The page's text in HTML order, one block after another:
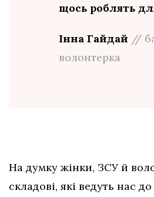
щось роблять
Інна Гайдай //
волонтерка
На думку жінки, ЗСУ й
складові, які ведуть нас